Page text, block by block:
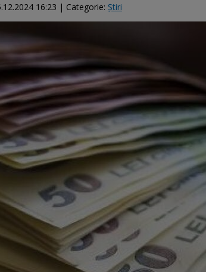
16:23 | Categorie: Știri